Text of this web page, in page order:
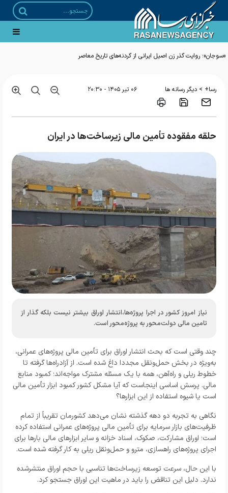
«سوجان»؛ روایت گذر زن اصیل ایرانی از گردنه‌های تاریخ معاصر
رسا+ > دیگر رسانه ها ۰۶ تير ۱۴۰۵ - ۲۰:۳۰
حلقه مفقوده تأمین مالی زیرساخت‌ها در ایران
نیاز امروز کشور در اجرا پروژه‌ها،انتشار اوراق بیشتر نیست بلکه گذار از
تامین مالی دولت‌محور به پروژه‌محور است.
چند وقتی است که بحث انتشار اوراق برای تأمین مالی پروژه‌های عمرانی،
به‌ویژه در بخش حمل‌ونقل مجددا داغ شده است. از آزادراه‌ها گرفته تا
خطوط ریلی و راه‌آهن، همه با یک مسئله مشترک مواجه‌اند؛ کمبود منابع
مالی. پرسش اساسی اینجاست که آیا مشکل کشور کمبود ابزار تأمین مالی
است یا شیوه استفاده از این ابزارها؟
نگاهی به تجربه دو دهه گذشته نشان می‌دهد کشورمان تقریباً از تمام
ظرفیت‌های بازار سرمایه برای تأمین مالی پروژه‌های عمرانی استفاده کرده
است؛ اوراق مشارکت، صکوک، اسناد خزانه و سایر ابزارهای مالی بارها برای
اجرای پروژه‌های راهسازی، مترو و حمل‌ونقل ریلی به کار گرفته شده است.
با این حال، سرعت توسعه زیرساخت‌ها تناسبی با حجم اوراق منتشرشده
ندارد. دلیل این تناقض را باید در ماهیت این اوراق جستجو کرد.